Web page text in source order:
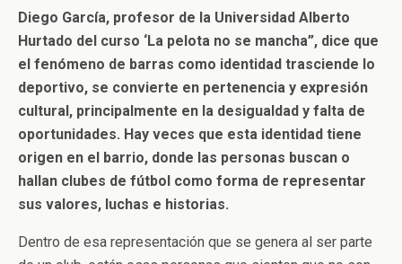
Diego García, profesor de la Universidad Alberto
Hurtado del curso ‘La pelota no se mancha”, dice que
el fenómeno de barras como identidad trasciende lo
deportivo, se convierte en pertenencia y expresión
cultural, principalmente en la desigualdad y falta de
oportunidades. Hay veces que esta identidad tiene
origen en el barrio, donde las personas buscan o
hallan clubes de fútbol como forma de representar
sus valores, luchas e historias.
Dentro de esa representación que se genera al ser parte